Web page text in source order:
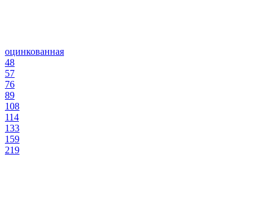
оцинкованная
48
57
76
89
108
114
133
159
219